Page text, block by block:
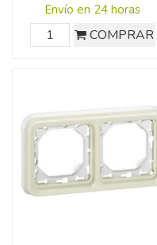
Envío en 24 horas
COMPRAR